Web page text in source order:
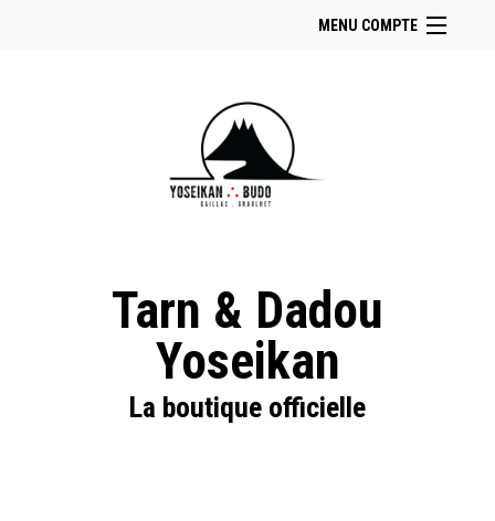
MENU COMPTE
Facebook
Instagram
Se connecter
Tarn & Dadou
Yoseikan
La boutique officielle